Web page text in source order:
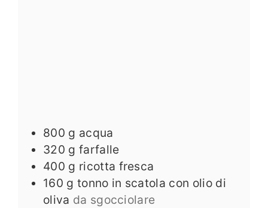
800 g acqua
320 g farfalle
400 g ricotta fresca
160 g tonno in scatola con olio di
oliva da sgocciolare